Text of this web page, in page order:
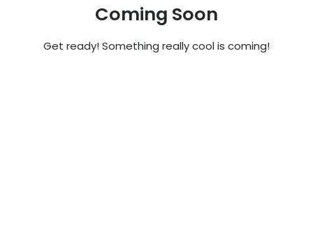
Coming Soon
Get ready! Something really cool is coming!